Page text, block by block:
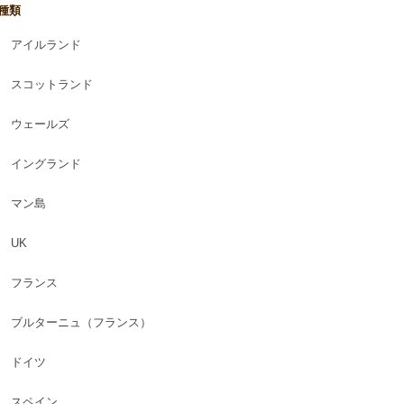
類
アイルランド
スコットランド
ウェールズ
イングランド
マン島
UK
フランス
ブルターニュ（フランス）
ドイツ